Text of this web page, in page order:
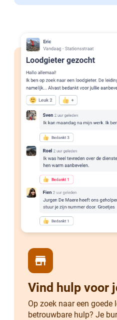
store
Vind hulp voor
Op zoek naar een goede
betrouwbare hulp? Je